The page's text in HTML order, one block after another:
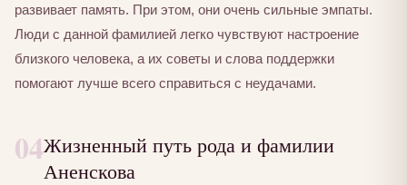
развивает память. При этом, они очень сильные эмпаты.
Люди с данной фамилией легко чувствуют настроение
близкого человека, а их советы и слова поддержки
помогают лучше всего справиться с неудачами.
04Жизненный путь рода и фамилии
Аненскова